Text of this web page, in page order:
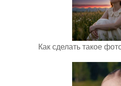
Как сделать такое